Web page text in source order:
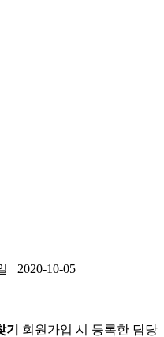
| 2020-10-05
회원가입 시 등록한 담당